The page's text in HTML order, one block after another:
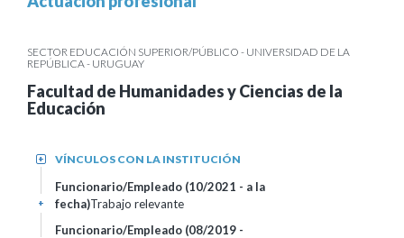
SECTOR EDUCACIÓN SUPERIOR/PÚBLICO - UNIVERSIDAD DE LA
REPÚBLICA - URUGUAY
Facultad de Humanidades y Ciencias de la
Educación
VÍNCULOS CON LA INSTITUCIÓN
+
Funcionario/Empleado (10/2021 - a la
fecha)Trabajo relevante
+
Funcionario/Empleado (08/2019 -